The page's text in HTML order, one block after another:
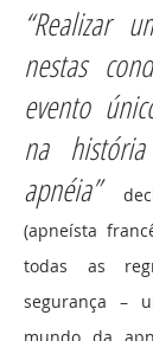
“Realizar
nestas
evento
na
apnéia”
(apneísta
todas as
segurança –